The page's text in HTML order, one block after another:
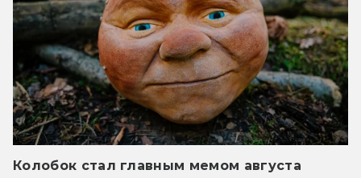
Колобок стал главным мемом августа